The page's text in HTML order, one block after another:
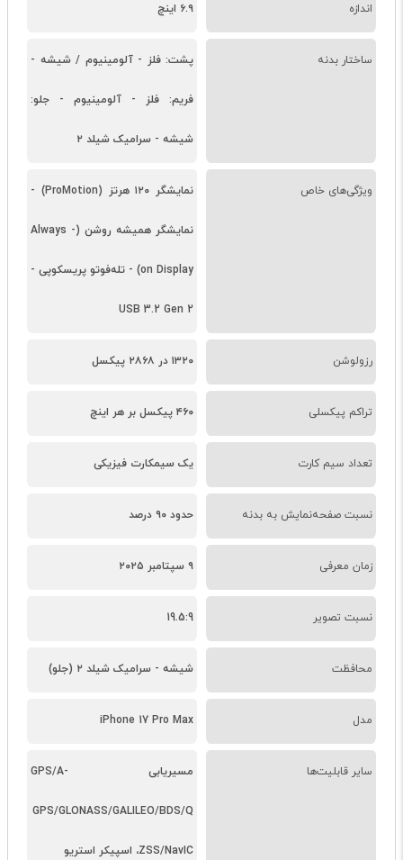
اندازه ۶.۹ اینچ
ساختار بدنه پشت: فلز - آلومینیوم / شیشه -
فریم: فلز - آلومینیوم - جلو:
شیشه - سرامیک شیلد ۲
ویژگی‌های خاص نمایشگر ۱۲۰ هرتز (ProMotion) -
نمایشگر همیشه روشن (Always -
on Display) - تله‌فوتو پریسکوپی -
USB 3.2 Gen 2
رزولوشن ۱۳۲۰ در ۲۸۶۸ پیکسل
تراکم پیکسلی ۴۶۰ پیکسل بر هر اینچ
تعداد سیم کارت یک سیمکارت فیزیکی
نسبت صفحه‌نمایش به بدنه حدود ۹۰ درصد
زمان معرفی ۹ سپتامبر ۲۰۲۵
نسبت تصویر 19.5:9
محافظت شیشه - سرامیک شیلد ۲ (جلو)
مدل iPhone 17 Pro Max
سایر قابلیت‌ها مسیریابی GPS/A-
GPS/GLONASS/GALILEO/BDS/Q
ZSS/NavIC، اسپیکر استریو